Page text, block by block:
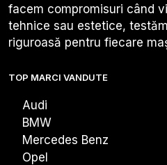
facem compromisuri când
tehnice sau estetice,
riguroasă pentru fiecare
TOP MARCI VANDUTE
Audi
BMW
Mercedes Benz
Opel